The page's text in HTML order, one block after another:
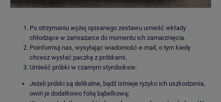
Po otrzymaniu wyżej opisanego zestawu umieść wkłady
chłodzące w zamrażarce do momentu ich zamarznięcia.
Poinformuj nas, wysyłając wiadomość e-mail, o tym kiedy
chcesz wysłać paczkę z próbkami.
Umieść próbki w czarnym styroboksie:
Jeżeli próbki są delikatne, bądź istnieje ryzyko ich uszkodzenia,
owiń je dodatkowo folią bąbelkową;